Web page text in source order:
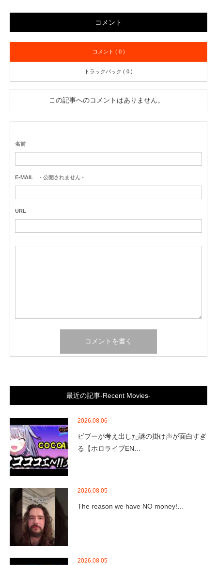
コメント
コメント ( 0 )
トラックバック ( 0 )
この記事へのコメントはありません。
名前
E-MAIL - 公開されません -
URL
最近の記事-Recent Movies-
2026.08.06
ビブーが考え出した謎の掛け声が面白すぎ
る【ホロライブEN…
2026.08.05
The reason we have NO money!…
2026.08.05